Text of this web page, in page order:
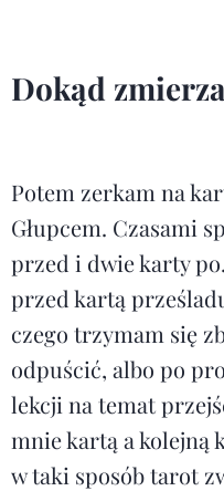
Dokąd
Potem zerkam na
Głupcem. Czasami
przed i dwie karty
przed kartą
czego trzymam się
odpuścić, albo po
lekcji na temat
mnie kartą a kolejną
w taki sposób tarot